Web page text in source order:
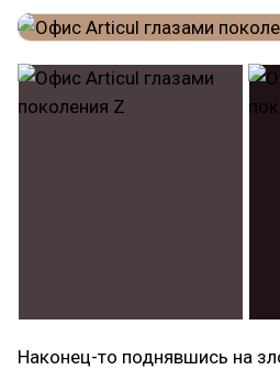
Наконец-то поднявшись на